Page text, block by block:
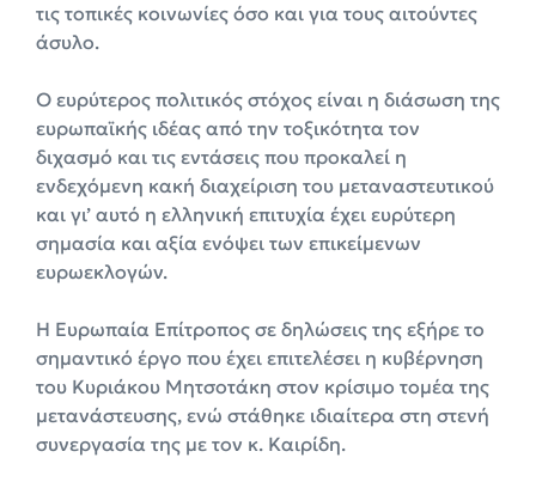
τις τοπικές κοινωνίες όσο και για τους αιτούντες
άσυλο.
Ο ευρύτερος πολιτικός στόχος είναι η διάσωση της
ευρωπαϊκής ιδέας από την τοξικότητα τον
διχασμό και τις εντάσεις που προκαλεί η
ενδεχόμενη κακή διαχείριση του μεταναστευτικού
και γι’ αυτό η ελληνική επιτυχία έχει ευρύτερη
σημασία και αξία ενόψει των επικείμενων
ευρωεκλογών.
Η Ευρωπαία Επίτροπος σε δηλώσεις της εξήρε το
σημαντικό έργο που έχει επιτελέσει η κυβέρνηση
του Κυριάκου Μητσοτάκη στον κρίσιμο τομέα της
μετανάστευσης, ενώ στάθηκε ιδιαίτερα στη στενή
συνεργασία της με τον κ. Καιρίδη.